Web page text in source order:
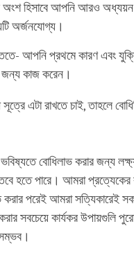
হিসাবে আপনি আরও অধ্যয়ন
অর্জনযোগ্য।
আপনি প্রথমে কারণ এবং
কাজ করেন।
এটা রাখতে চাই, তাহলে
বোধিলাভ করার জন্য লক্ষ্য
হতে পারে। আমরা
করার পরেই আমরা সত্যিকারেই
সবচেয়ে কার্যকর উপায়গুলি